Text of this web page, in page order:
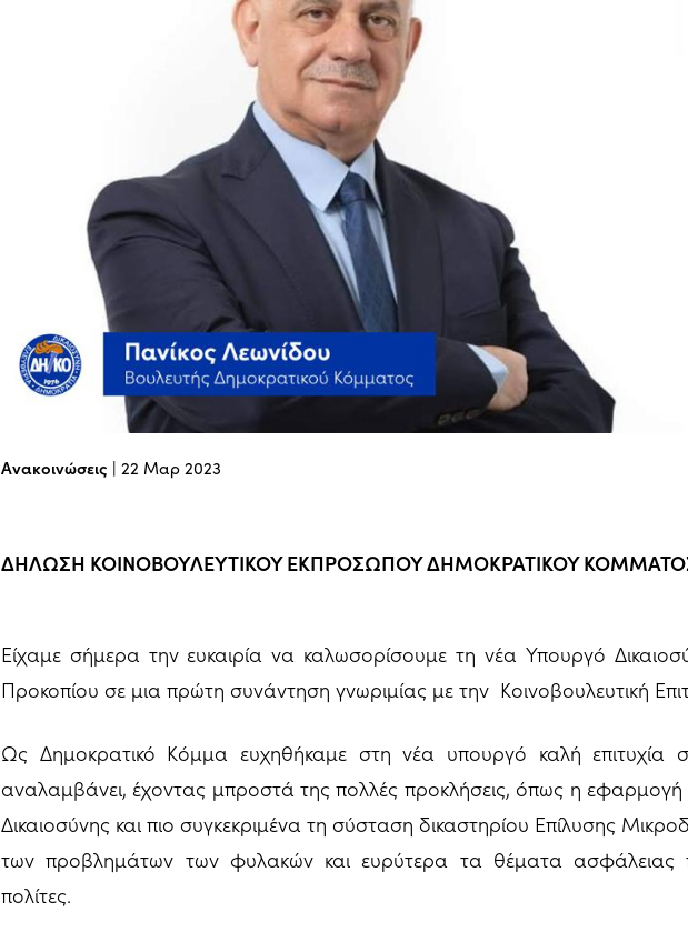
Ανακοινώσεις | 22 Μαρ 2023
ΔΗΛΩΣΗ ΚΟΙΝΟΒΟΥΛΕΥΤΙΚΟΥ ΕΚΠΡΟΣΩΠΟΥ ΔΗΜΟΚΡΑΤΙΚΟΥ
Είχαμε σήμερα την ευκαιρία να καλωσορίσουμε τη νέα Υπουργό
Προκοπίου σε μια πρώτη συνάντηση γνωριμίας με την Κοινοβουλευτική
Ως Δημοκρατικό Κόμμα ευχηθήκαμε στη νέα υπουργό καλή επιτυχία
αναλαμβάνει, έχοντας μπροστά της πολλές προκλήσεις, όπως η εφαρμογή
Δικαιοσύνης και πιο συγκεκριμένα τη σύσταση δικαστηρίου Επίλυσης
των προβλημάτων των φυλακών και ευρύτερα τα θέματα ασφάλειας
πολίτες.